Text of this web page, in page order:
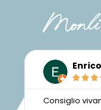
  
Consiglio